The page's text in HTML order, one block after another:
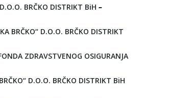
BRČKO DISTRIKT BiH –
BRČKO“ D.O.O. BRČKO DISTRIKT
ZDRAVSTVENOG OSIGURANJA
D.O.O. BRČKO DISTRIKT BiH